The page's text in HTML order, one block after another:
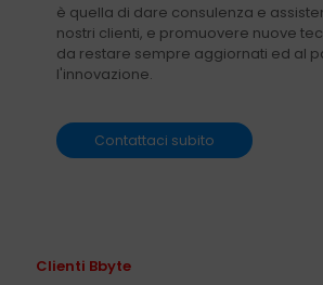
è quella di dare consulenza e
nostri clienti, e promuovere nuove
da restare sempre aggiornati ed al
l'innovazione.
Contattaci subito
Clienti Bbyte